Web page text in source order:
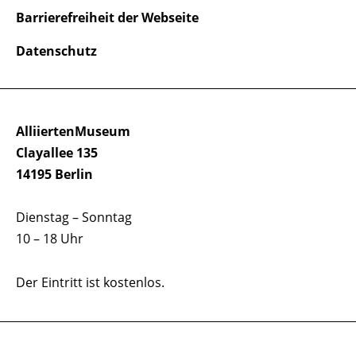
AlliiertenMuseum
Clayallee 135
14195 Berlin
Dienstag – Sonntag
10 – 18 Uhr
Der Eintritt ist kostenlos.
Barrierefreiheit der Webseite
Datenschutz